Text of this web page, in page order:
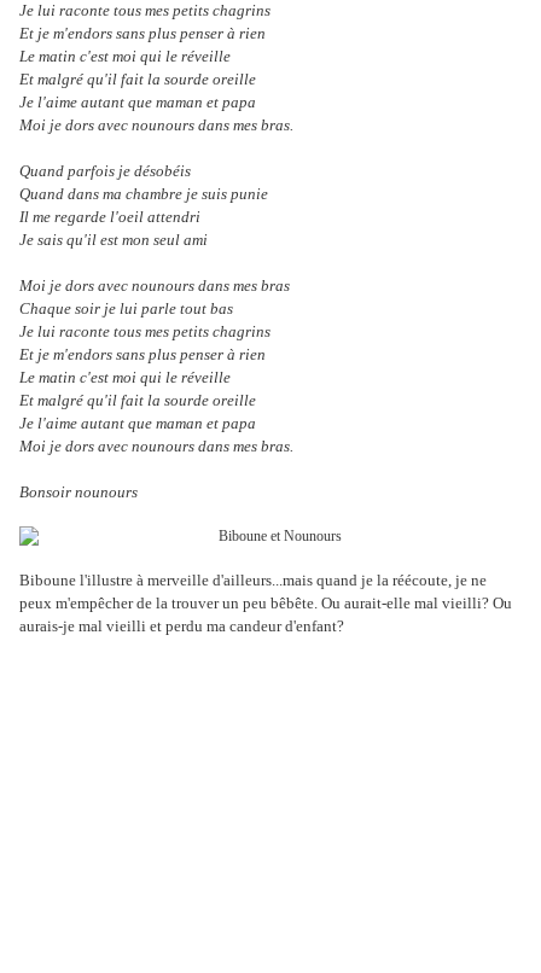
Je lui raconte tous mes petits chagrins
Et je m'endors sans plus penser à rien
Le matin c'est moi qui le réveille
Et malgré qu'il fait la sourde oreille
Je l'aime autant que maman et papa
Moi je dors avec nounours dans mes bras.
Quand parfois je désobéis
Quand dans ma chambre je suis punie
Il me regarde l'oeil attendri
Je sais qu'il est mon seul ami
Moi je dors avec nounours dans mes bras
Chaque soir je lui parle tout bas
Je lui raconte tous mes petits chagrins
Et je m'endors sans plus penser à rien
Le matin c'est moi qui le réveille
Et malgré qu'il fait la sourde oreille
Je l'aime autant que maman et papa
Moi je dors avec nounours dans mes bras.
Bonsoir nounours
Biboune l'illustre à merveille d'ailleurs...mais quand je la réécoute, je ne
peux m'empêcher de la trouver un peu bêbête. Ou aurait-elle mal vieilli? Ou
aurais-je mal vieilli et perdu ma candeur d'enfant?